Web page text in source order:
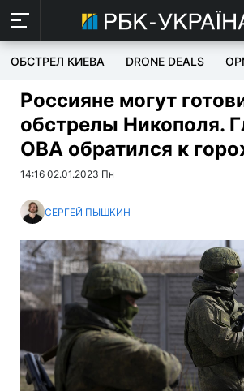
ОБСТРЕЛ КИЕВА DRONE DEALS
Россияне могут
обстрелы Никополя.
ОВА обратился к
14:16 02.01.2023 Пн
СЕРГЕЙ ПЫШКИН